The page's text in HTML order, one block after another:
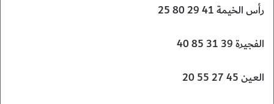
رأس الخيمة 41 29 80 25
الفجيرة 39 31 85 40
العـين 45 27 55 20